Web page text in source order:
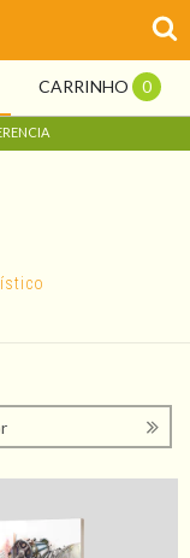
CARRINHO 0